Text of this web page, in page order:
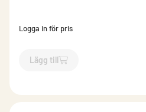
Logga in för pris
Lägg till
`$Lägg till